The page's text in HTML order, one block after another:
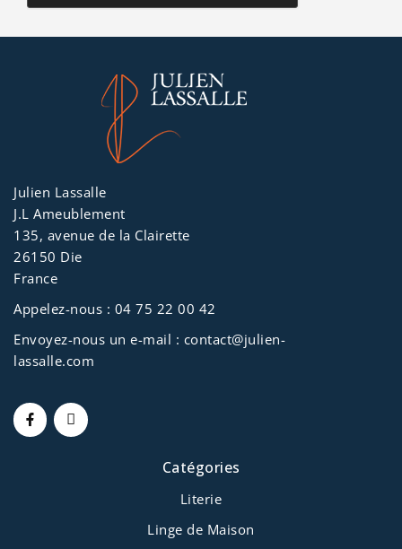
Julien Lassalle
J.L Ameublement
135, avenue de la Clairette
26150 Die
France
Appelez-nous : 04 75 22 00 42
Envoyez-nous un e-mail : contact@julien-
lassalle.com
Catégories
Literie
Linge de Maison